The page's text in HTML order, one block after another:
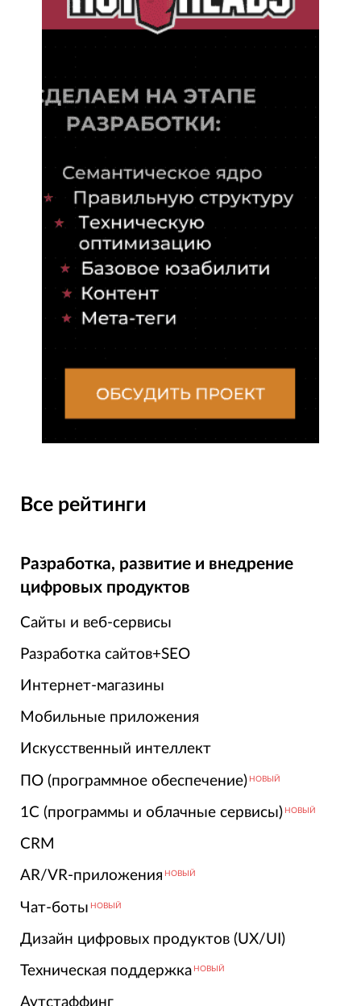
Все рейтинги
Разработка, развитие и внедрение
цифровых продуктов
Сайты и веб-сервисы
Разработка сайтов+SEO
Интернет-магазины
Мобильные приложения
Искусственный интеллект
ПО (программное обеспечение) НОВЫЙ
1С (программы и облачные сервисы) НОВЫЙ
CRM
AR/VR-приложения НОВЫЙ
Чат-боты НОВЫЙ
Дизайн цифровых продуктов (UX/UI)
Техническая поддержка НОВЫЙ
Аутстаффинг